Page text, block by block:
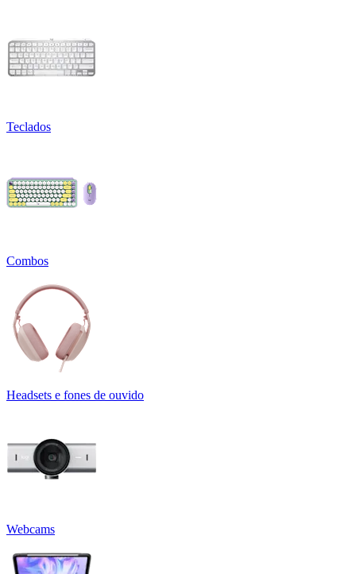
Teclados
Combos
Headsets e fones de ouvido
Webcams